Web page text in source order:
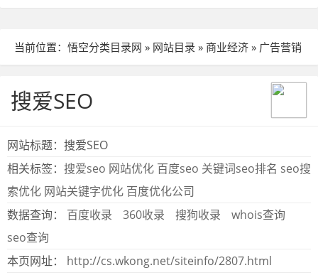
当前位置： 悟空分类目录网 » 网站目录 » 商业经济 » 广告营销
搜爱SEO
网站标题：搜爱SEO
相关标签： 搜爱seo 网站优化 百度seo 关键词seo排名 seo搜
索优化 网站关键字优化 百度优化公司
数据查询： 百度收录 360收录 搜狗收录
whois查询
seo查询
本页网址： http://cs.wkong.net/siteinfo/2807.html